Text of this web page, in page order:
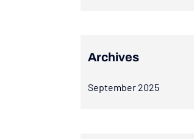
Archives
September 2025